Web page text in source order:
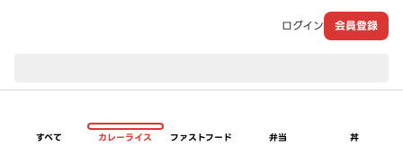
ログイン 会員登録
すべて カレーライス ファストフード 弁当 丼